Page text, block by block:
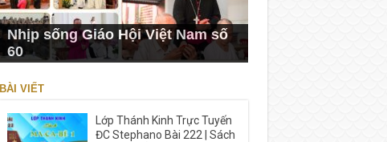
Nhịp sống Giáo Hội Việt Nam số
60
BÀI VIẾT
Lớp Thánh Kinh Trực Tuyến
ĐC Stephano Bài 222 | Sách